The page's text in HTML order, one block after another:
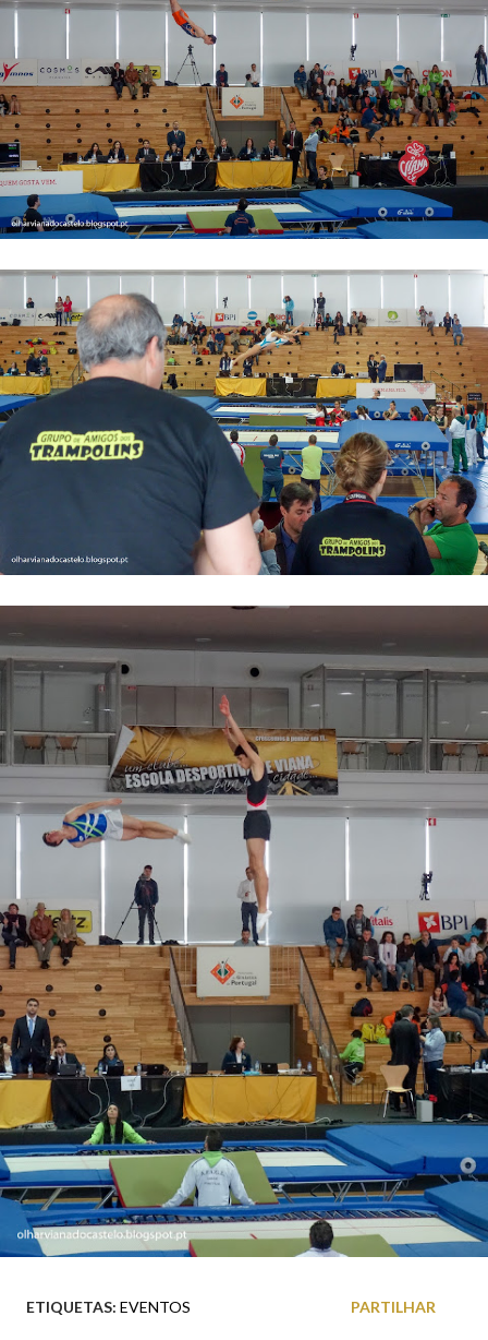
ETIQUETAS: EVENTOS PARTILHAR